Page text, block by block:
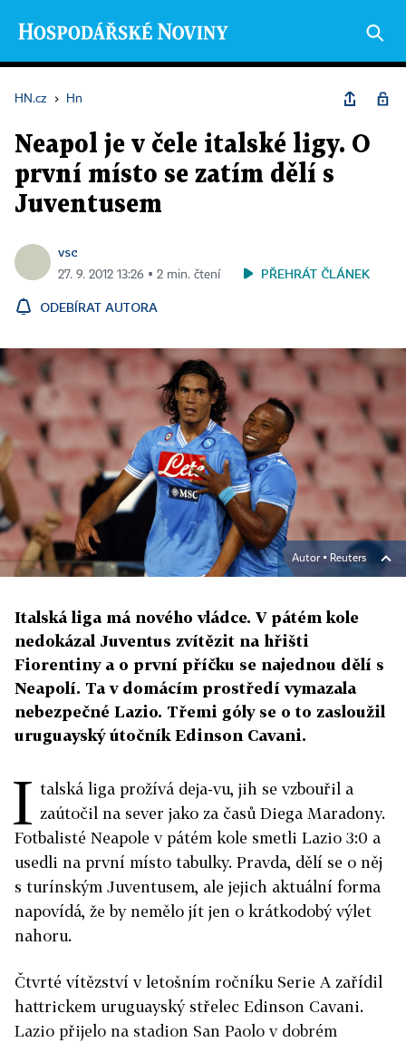
HN.cz › Hn
Neapol je v čele italské ligy. O
první místo se zatím dělí s
Juventusem
vsc
27. 9. 2012 13:26 ▪ 2 min. čtení PŘEHRÁT ČLÁNEK
ODEBÍRAT AUTORA
Autor ▪ Reuters
Italská liga má nového vládce. V pátém kole
nedokázal Juventus zvítězit na hřišti
Fiorentiny a o první příčku se najednou dělí s
Neapolí. Ta v domácím prostředí vymazala
nebezpečné Lazio. Třemi góly se o to zasloužil
uruguayský útočník Edinson Cavani.
I talská liga prožívá deja-vu, jih se vzbouřil a
zaútočil na sever jako za časů Diega Maradony.
Fotbalisté Neapole v pátém kole smetli Lazio 3:0 a
usedli na první místo tabulky. Pravda, dělí se o něj
s turínským Juventusem, ale jejich aktuální forma
napovídá, že by nemělo jít jen o krátkodobý výlet
nahoru.
Čtvrté vítězství v letošním ročníku Serie A zařídil
hattrickem uruguayský střelec Edinson Cavani.
Lazio přijelo na stadion San Paolo v dobrém